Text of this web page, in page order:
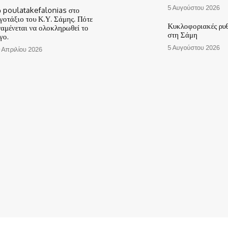
poulatakefalonias στο
του Κ.Υ. Σάμης. Πότε
να ολοκληρωθεί το
Απριλίου 2026
5 Αυγούστου 2026
Κυκλοφοριακές
στη Σάμη
5 Αυγούστου 2026